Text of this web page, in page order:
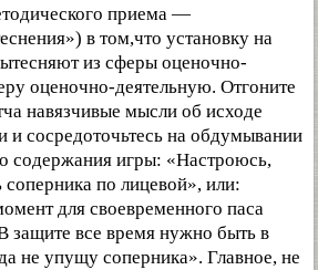
приема —
в том,что установку на
из сферы оценочно-
оценочно-деятельную. Отгоните
навязчивые мысли об исходе
и сосредоточьтесь на обдумывании
содержания игры: «Настроюсь,
по лицевой», или:
для своевременного паса
защите все время нужно быть в
не упущу соперника». Главное, не